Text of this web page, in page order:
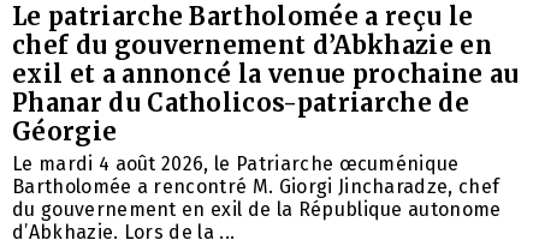
Le patriarche Bartholomée a reçu le
chef du gouvernement d’Abkhazie en
exil et a annoncé la venue prochaine au
Phanar du Catholicos-patriarche de
Géorgie
Le mardi 4 août 2026, le Patriarche œcuménique
Bartholomée a rencontré M. Giorgi Jincharadze, chef
du gouvernement en exil de la République autonome
d’Abkhazie. Lors de la ...